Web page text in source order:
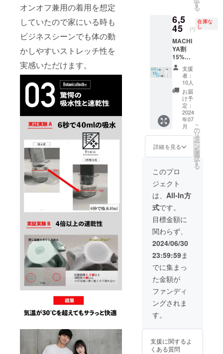
オンオフ兼用の着用を想定
していたので家にいる時も
ビジネスシーンでも体の動
かしやすいストレッチ性を
実感いただけます。
⇒6,545
（税・
送料込
み）
す
る
6,5
45 円
在庫な
し
MACHI
YA割
15%OF
F ク
ルー
ネック
サイズL
限定10
一般予
定販売
価格
7,700円
の
15％OF
F
⇒6,545
円
（税・
送料込
み）
支援
者：
10人
お届
け予
定：
2024
年07
月
詳細を見る
こ
の
リ
タ
ー
ン
を
選
択
す
る
このプロ
ジェクト
は、 All-In方
式です。
目標金額に
関わらず、
2024/06/30
23:59:59ま
でに集まっ
た金額が
ファンディ
ングされま
す。
支援に関するよ
くある質問